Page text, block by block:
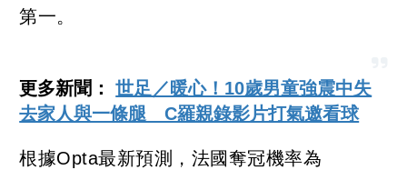
第一。
更多新聞：世足／暖心！10歲男童強震中失
去家人與一條腿 C羅親錄影片打氣邀看球
根據Opta最新預測，法國奪冠機率為